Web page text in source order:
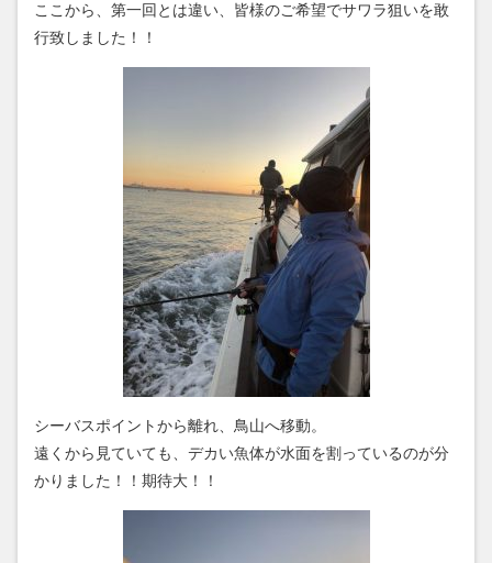
ここから、第一回とは違い、皆様のご希望でサワラ狙いを敢
行致しました！！
シーバスポイントから離れ、鳥山へ移動。
遠くから見ていても、デカい魚体が水面を割っているのが分
かりました！！期待大！！